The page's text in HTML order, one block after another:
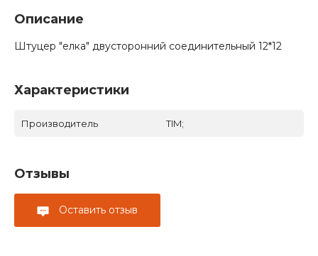
Описание
Штуцер "елка" двусторонний соединительный 12*12
Характеристики
Производитель TIM;
Отзывы
Оставить отзыв